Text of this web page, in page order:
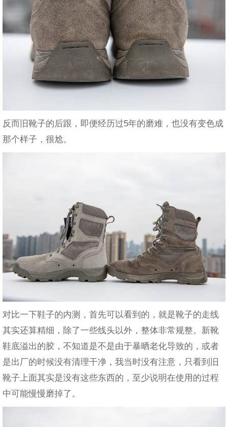
反而旧靴子的后跟，即便经历过5年的磨难，也没有变色成
那个样子，很尬。
对比一下鞋子的内测，首先可以看到的，就是靴子的走线
其实还算精细，除了一些线头以外，整体非常规整。新靴
鞋底溢出的胶，不知道是不是由于暴晒老化导致的，或者
是出厂的时候没有清理干净，我当时没有注意，只看到旧
靴子上面其实是没有这些东西的，至少说明在使用的过程
中可能慢慢磨掉了。